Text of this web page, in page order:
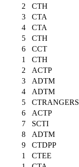
2 CTH
3 CTA
4 CTA
5 CTH
6 CCT
1 CTH
2 ACTP
3 ADTM
4 ADTM
5 CTRANGERS
6 ACTP
7 SCTI
8 ADTM
9 CTDPP
1 CTEE